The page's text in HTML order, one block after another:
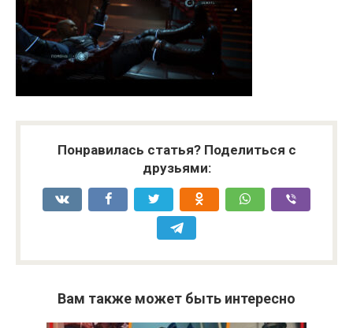
Понравилась статья? Поделиться с
друзьями:
Вам также может быть интересно